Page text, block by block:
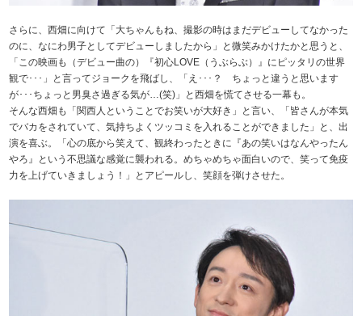
さらに、西畑に向けて「大ちゃんもね、撮影の時はまだデビューしてなかった
のに、なにわ男子としてデビューしましたから」と微笑みかけたかと思うと、
「この映画も（デビュー曲の）『初心LOVE（うぶらぶ）』にピッタリの世界
観で･･･」と言ってジョークを飛ばし、「え･･･？ ちょっと違うと思います
が･･･ちょっと男臭さ過ぎる気が…(笑)」と西畑を慌てさせる一幕も。
そんな西畑も「関西人ということでお笑いが大好き」と言い、「皆さんが本気
でバカをされていて、気持ちよくツッコミを入れることができました」と、出
演を喜ぶ。「心の底から笑えて、観終わったときに『あの笑いはなんやったん
やろ』という不思議な感覚に襲われる。めちゃめちゃ面白いので、笑って免疫
力を上げていきましょう！」とアピールし、笑顔を弾けさせた。